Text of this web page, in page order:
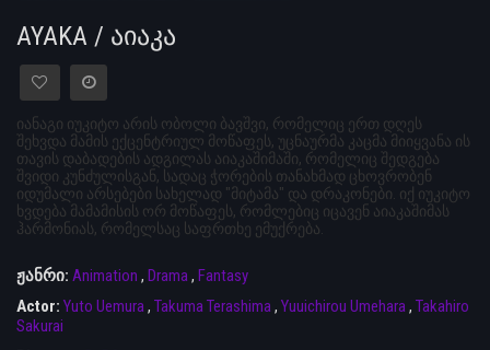
AYAKA / აიაკა
იანაგი იუკიტო არის ობოლი ბავშვი, რომელიც ერთ დღეს
შეხვდა მამის ექცენტრიულ მოწაფეს, უცნაურმა კაცმა მიიყვანა ის
თავის დაბადების ადგილას აიაკაშიმაში, რომელიც შედგება
შვიდი კუნძულისგან, სადაც ჭორების თანახმად ცხოვრობენ
იდუმალი არსებები სახელად "მიტამა" და დრაკონები. იქ იუკიტო
ხვდება მამამისის ორ მოწაფეს, რომლებიც იცავენ აიაკაშიმას
ჰარმონიას, რომელსაც საფრთხე ემუქრება.
ჟანრი: Animation , Drama, Fantasy
Actor: Yuto Uemura, Takuma Terashima, Yuuichirou Umehara, Takahiro
Sakurai